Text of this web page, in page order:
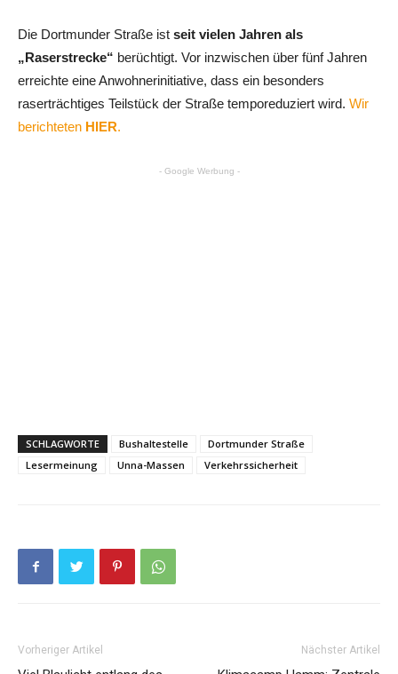
Die Dortmunder Straße ist seit vielen Jahren als
„Raserstrecke“ berüchtigt. Vor inzwischen über fünf Jahren
erreichte eine Anwohnerinitiative, dass ein besonders
raserträchtiges Teilstück der Straße temporeduziert wird. Wir
berichteten HIER.
- Google Werbung -
SCHLAGWORTE Bushaltestelle
Dortmunder Straße
Lesermeinung
Unna-Massen Verkehrssicherheit
Vorheriger Artikel Nächster Artikel